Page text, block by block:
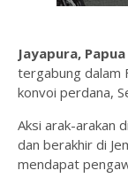
Jayapura,
tergabung dalam
konvoi perdana,
Aksi arak-arakan
dan berakhir di
mendapat